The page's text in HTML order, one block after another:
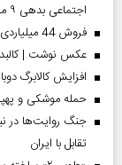
اجتماعی بدهی ۹ ماهه خود به این مراکز را پرداخت کند
فروش 44 میلیاردی سینما در دومین هفته‌ی مرداد
عکس نوشت |
افزایش کالابرگ
حمله موشکی و
جنگ روایت‌ها در
تقابل با ایران